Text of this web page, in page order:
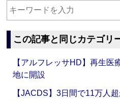
この記事と同じカテゴリ
【アルフレッサHD】再生医
地に開設
【JACDS】3日間で11万人